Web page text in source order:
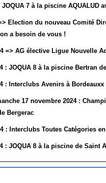
7 à la piscine AQUALUD
Election du nouveau Comité
a besoin de vous !
=> AG élective Ligue Nouvelle
: JOQUA 8 à la piscine Bertran
: Interclubs Avenirs à Bordeauxx
17 novembre 2024 :
Bergerac
: Interclubs Toutes Catégories
: JOQUA 8 à la piscine de Saint